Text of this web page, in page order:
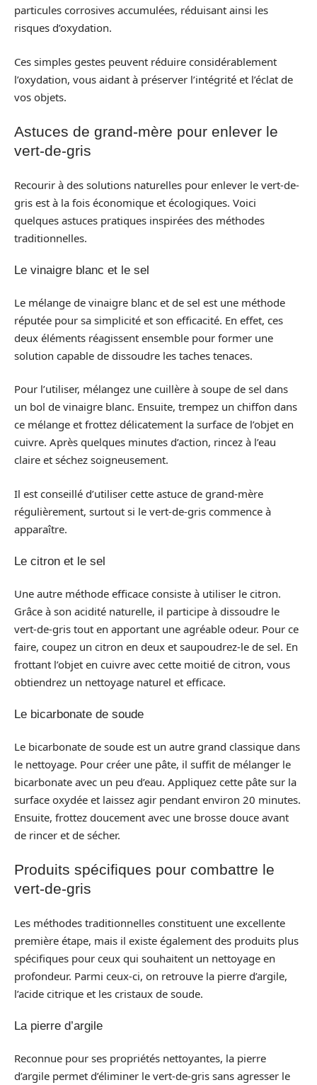
particules corrosives accumulées, réduisant ainsi les
risques d’oxydation.
Ces simples gestes peuvent réduire considérablement
l’oxydation, vous aidant à préserver l’intégrité et l’éclat de
vos objets.
Astuces de grand-mère pour enlever le
vert-de-gris
Recourir à des solutions naturelles pour enlever le vert-de-
gris est à la fois économique et écologiques. Voici
quelques astuces pratiques inspirées des méthodes
traditionnelles.
Le vinaigre blanc et le sel
Le mélange de vinaigre blanc et de sel est une méthode
réputée pour sa simplicité et son efficacité. En effet, ces
deux éléments réagissent ensemble pour former une
solution capable de dissoudre les taches tenaces.
Pour l’utiliser, mélangez une cuillère à soupe de sel dans
un bol de vinaigre blanc. Ensuite, trempez un chiffon dans
ce mélange et frottez délicatement la surface de l’objet en
cuivre. Après quelques minutes d’action, rincez à l’eau
claire et séchez soigneusement.
Il est conseillé d’utiliser cette astuce de grand-mère
régulièrement, surtout si le vert-de-gris commence à
apparaître.
Le citron et le sel
Une autre méthode efficace consiste à utiliser le citron.
Grâce à son acidité naturelle, il participe à dissoudre le
vert-de-gris tout en apportant une agréable odeur. Pour ce
faire, coupez un citron en deux et saupoudrez-le de sel. En
frottant l’objet en cuivre avec cette moitié de citron, vous
obtiendrez un nettoyage naturel et efficace.
Le bicarbonate de soude
Le bicarbonate de soude est un autre grand classique dans
le nettoyage. Pour créer une pâte, il suffit de mélanger le
bicarbonate avec un peu d’eau. Appliquez cette pâte sur la
surface oxydée et laissez agir pendant environ 20 minutes.
Ensuite, frottez doucement avec une brosse douce avant
de rincer et de sécher.
Produits spécifiques pour combattre le
vert-de-gris
Les méthodes traditionnelles constituent une excellente
première étape, mais il existe également des produits plus
spécifiques pour ceux qui souhaitent un nettoyage en
profondeur. Parmi ceux-ci, on retrouve la pierre d’argile,
l’acide citrique et les cristaux de soude.
La pierre d’argile
Reconnue pour ses propriétés nettoyantes, la pierre
d’argile permet d’éliminer le vert-de-gris sans agresser le